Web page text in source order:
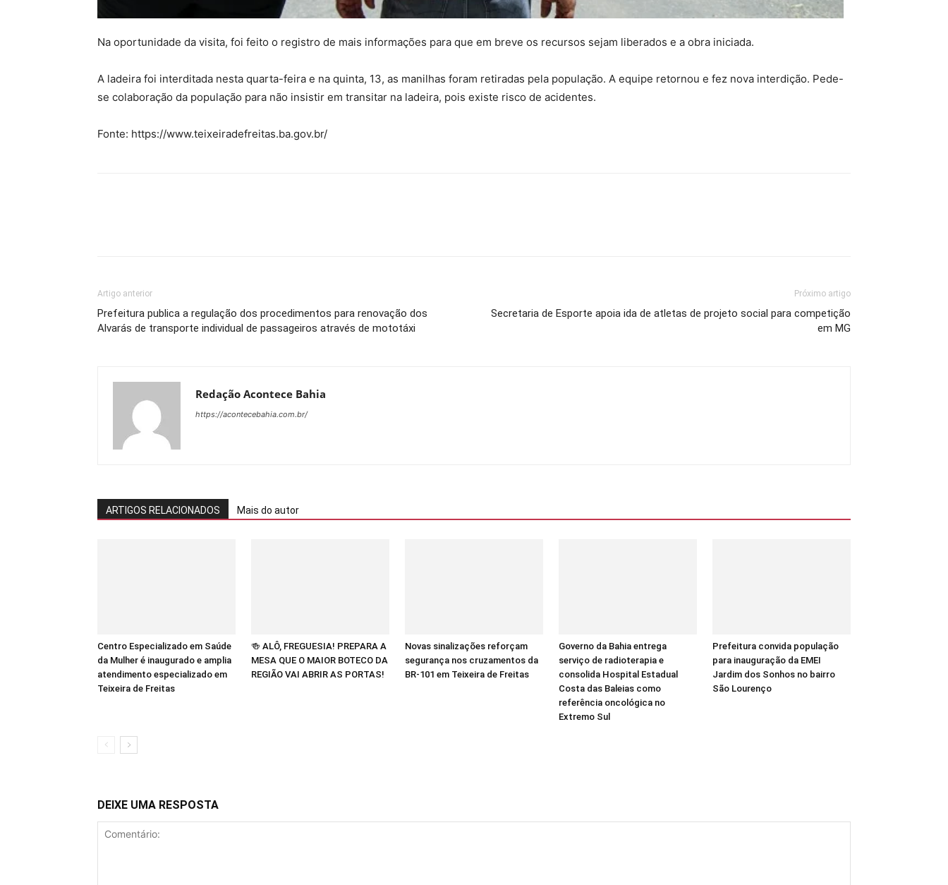
Na oportunidade da visita, foi feito o registro de mais informações para que em breve os recursos sejam liberados e a obra iniciada.
A ladeira foi interditada nesta quarta-feira e na quinta, 13, as manilhas foram retiradas pela população. A equipe retornou e fez nova interdição. Pede-
se colaboração da população para não insistir em transitar na ladeira, pois existe risco de acidentes.
Fonte: https://www.teixeiradefreitas.ba.gov.br/
Artigo anterior
Prefeitura publica a regulação dos procedimentos para renovação dos
Alvarás de transporte individual de passageiros através de mototáxi
Próximo artigo
Secretaria de Esporte apoia ida de atletas de projeto social para competição
em MG
Redação Acontece Bahia
https://acontecebahia.com.br/
ARTIGOS RELACIONADOS Mais do autor
Centro Especializado em Saúde
da Mulher é inaugurado e amplia
atendimento especializado em
Teixeira de Freitas
🍻 ALÔ, FREGUESIA! PREPARA A
MESA QUE O MAIOR BOTECO DA
REGIÃO VAI ABRIR AS PORTAS!
Novas sinalizações reforçam
segurança nos cruzamentos da
BR-101 em Teixeira de Freitas
Governo da Bahia entrega
serviço de radioterapia e
consolida Hospital Estadual
Costa das Baleias como
referência oncológica no
Extremo Sul
Prefeitura convida população
para inauguração da EMEI
Jardim dos Sonhos no bairro
São Lourenço
DEIXE UMA RESPOSTA